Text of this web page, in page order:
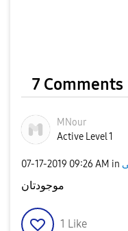
7 Comments
MNour
Active Level 1
‎07-17-2019 09:26 AM in
موجودتان
1 Like